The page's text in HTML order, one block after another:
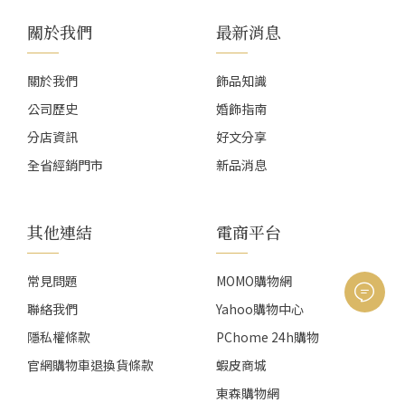
關於我們
關於我們
公司歷史
分店資訊
全省經銷門市
最新消息
飾品知識
婚飾指南
好文分享
新品消息
其他連結
常見問題
聯絡我們
隱私權條款
官網購物車退換貨條款
電商平台
MOMO購物網
Yahoo購物中心
PChome 24h購物
蝦皮商城
東森購物網